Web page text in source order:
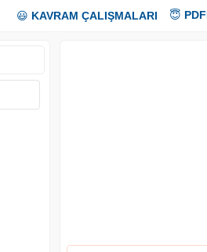
😃 KAVRAM ÇALIŞMALARI 😇